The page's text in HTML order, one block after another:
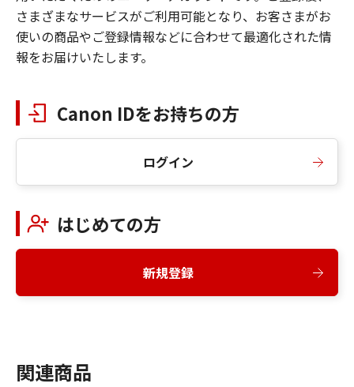
さまざまなサービスがご利用可能となり、お客さまがお
使いの商品やご登録情報などに合わせて最適化された情
報をお届けいたします。
Canon IDをお持ちの方
ログイン
はじめての方
新規登録
関連商品